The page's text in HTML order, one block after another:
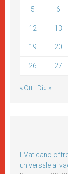
5 6
12 13
19 20
26 27
« Ott Dic »
Il Vaticano
universale ai